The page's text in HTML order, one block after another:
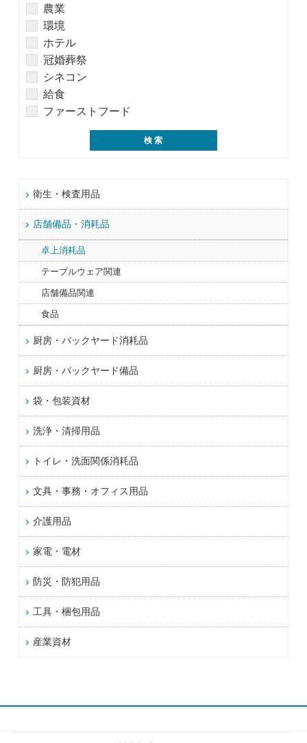
農業
環境
ホテル
冠婚葬祭
シネコン
給食
ファーストフード
衛生・検査用品
店舗備品・消耗品
卓上消耗品
テーブルウェア関連
店舗備品関連
食品
厨房・バックヤード消耗品
厨房・バックヤード備品
袋・包装資材
洗浄・清掃用品
トイレ・洗面関係消耗品
文具・事務・オフィス用品
介護用品
家電・電材
防災・防犯用品
工具・梱包用品
産業資材